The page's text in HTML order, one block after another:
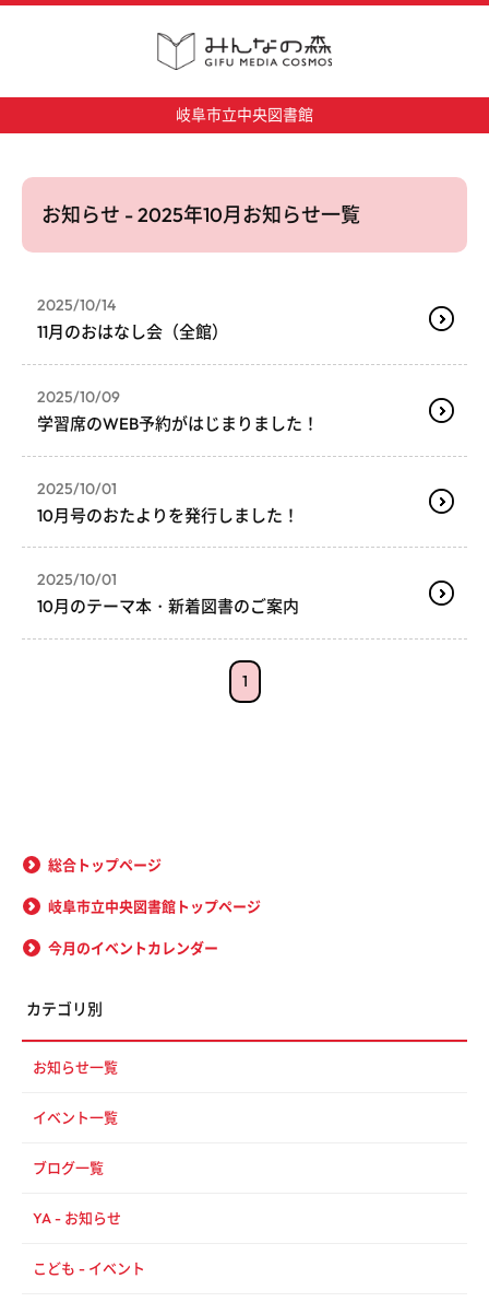
岐阜市立中央図書館
お知らせ - 2025年10月お知らせ一覧
2025/10/14
11月のおはなし会（全館）
2025/10/09
学習席のWEB予約がはじまりました！
2025/10/01
10月号のおたよりを発行しました！
2025/10/01
10月のテーマ本・新着図書のご案内
1
総合トップページ
岐阜市立中央図書館トップページ
今月のイベントカレンダー
カテゴリ別
お知らせ一覧
イベント一覧
ブログ一覧
YA - お知らせ
こども - イベント